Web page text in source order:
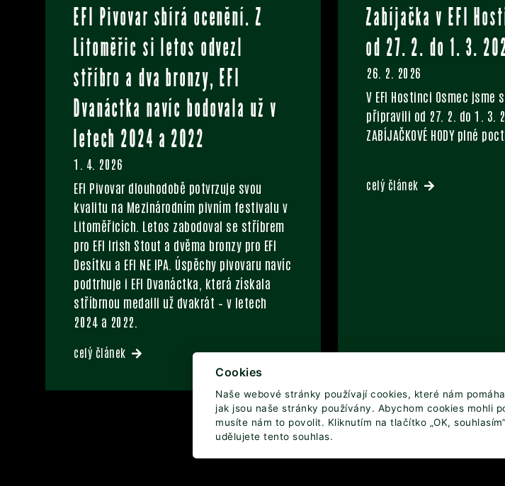
EFI Pivovar sbírá ocenění. Z
Litoměřic si letos odvezl
stříbro a dva bronzy, EFI
Dvanáctka navíc bodovala už v
letech 2024 a 2022
1. 4. 2026
EFI Pivovar dlouhodobě potvrzuje svou
kvalitu na Mezinárodním pivním festivalu v
Litoměřicích. Letos zabodoval se stříbrem
pro EFI Irish Stout a dvěma bronzy pro EFI
Desítku a EFI NE IPA. Úspěchy pivovaru navíc
podtrhuje i EFI Dvanáctka, která získala
stříbrnou medaili už dvakrát – v letech
2024 a 2022.
celý článek
Zabíjačka v EFI
od 27. 2. do 1. 3.
26. 2. 2026
V EFI Hostinci Osmec jsme
připravili od 27. 2. do 1. 3.
ZABÍJAČKOVÉ HODY plné
celý článek
Cookies
Naše webové stránky používají cookies, které nám
jak jsou naše stránky používány. Abychom cookies mohli
musíte nám to povolit. Kliknutím na tlačítko „OK, souhlasím“
udělujete tento souhlas.